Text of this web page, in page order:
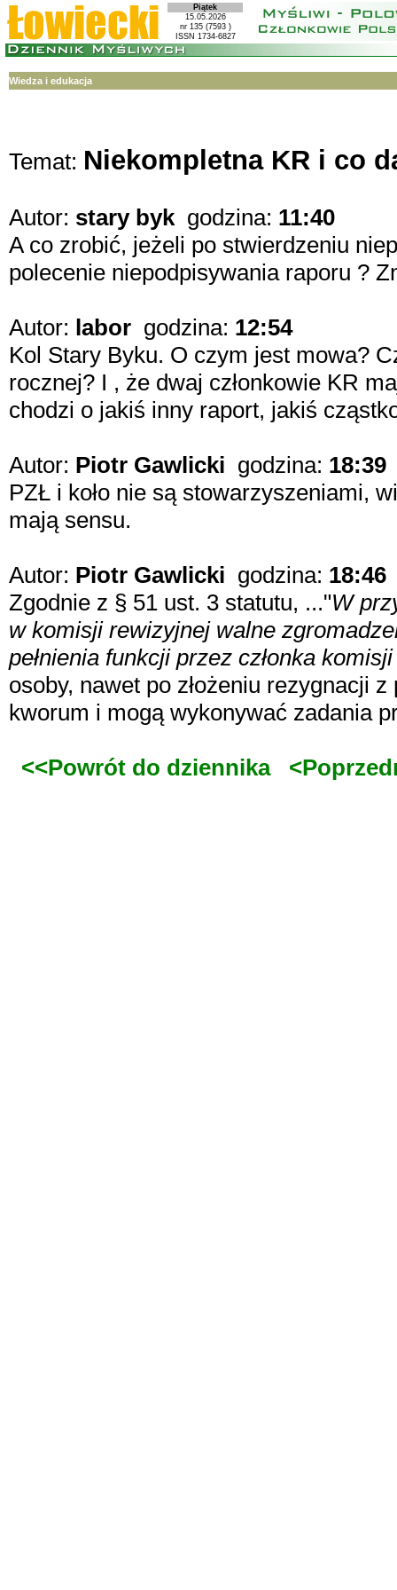
Piątek
15.05.2026
nr 135 (7593 )
ISSN 1734-6827
Wiedza i edukacja
Temat: Niekompletna KR i co
Autor: stary bykgodzina: 11:40
A co zrobić, jeżeli po stwierdzeniu
polecenie niepodpisywania raporu ?
Autor: labor godzina: 12:54
Kol Stary Byku. O czym jest mowa?
rocznej? I , że dwaj członkowie KR
chodzi o jakiś inny raport, jakiś
Autor: Piotr Gawlicki godzina: 18:39
PZŁ i koło nie są stowarzyszeniami,
mają sensu.
Autor: Piotr Gawlicki godzina: 18:46
Zgodnie z § 51 ust. 3 statutu, ..."W
w komisji rewizyjnej walne
pełnienia funkcji przez członka
osoby, nawet po złożeniu rezygnacji
kworum i mogą wykonywać zadania
<<Powrót do dziennika